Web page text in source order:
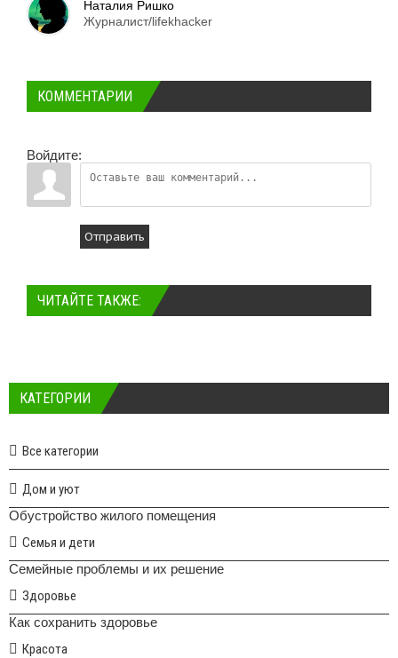
Наталия Ришко
Журналист/lifekhacker
КОММЕНТАРИИ
Войдите:
Отправить
ЧИТАЙТЕ ТАКЖЕ:
КАТЕГОРИИ
Все категории
Дом и уют
Обустройство жилого помещения
Семья и дети
Семейные проблемы и их решение
Здоровье
Как сохранить здоровье
Красота